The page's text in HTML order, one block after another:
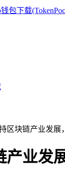
区块链产业发展
产业发